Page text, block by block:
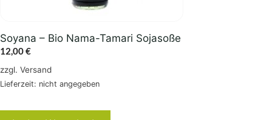
Soyana – Bio Nama-Tamari Sojasoße
12,00€
zzgl. Versand
Lieferzeit: nicht angegeben